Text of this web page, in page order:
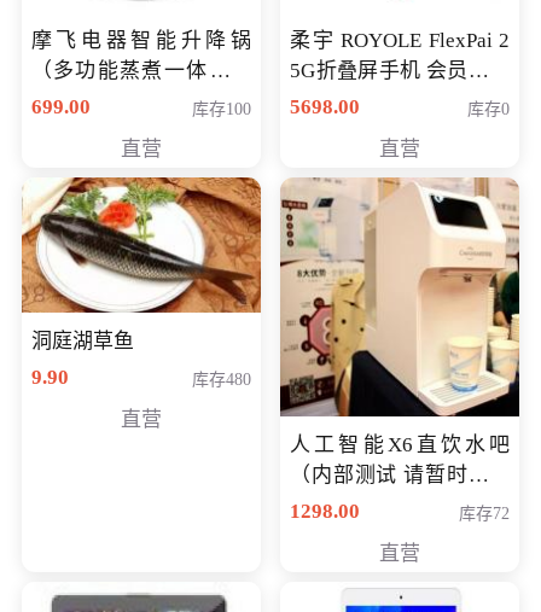
摩飞电器智能升降锅
（多功能蒸煮一体锅）
（智能升降养生锅） 会
699.00 库存100
直营
柔宇 ROYOLE FlexPai 2
5G折叠屏手机 会员专享
购买价格 4998元
5698.00 库存0
直营
洞庭湖草鱼
9.90
库存480
直营
人工智能X6直饮水吧
（内部测试 请暂时不要
购买）
1298.00 库存72
直营